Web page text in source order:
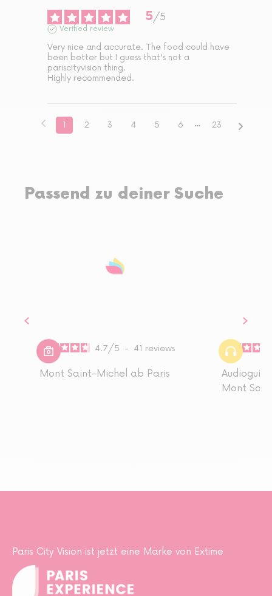
5/5
Verified review
Very nice and accurate. The food could have
been better but I guess that's not a
pariscityvision thing.
Highly recommended.
1 2 3 4 5 6 23
Passend zu deiner Suche
4.7/5 - 41 reviews
Mont Saint-Michel ab Paris
Mont
Paris City Vision ist jetzt eine Marke von Extime